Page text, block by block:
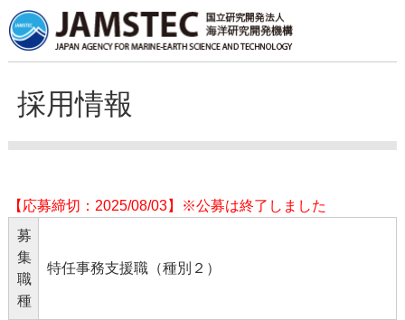
採用情報
【応募締切：2025/08/03】※公募は終了しました
募
集
職
種
特任事務支援職（種別２）